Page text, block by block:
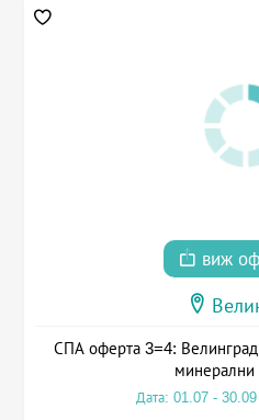
виж
СПА оферта 3=4:
минерални
Дата: 01.07 -